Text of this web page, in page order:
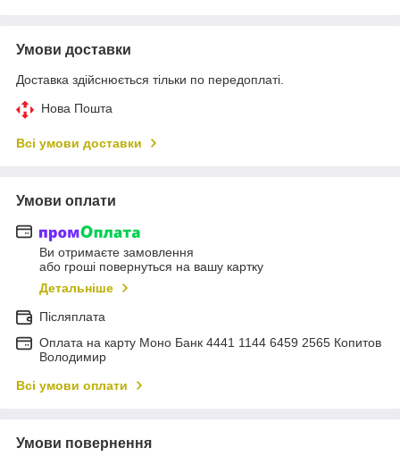
Умови доставки
Доставка здійснюється тільки по передоплаті.
Нова Пошта
Всі умови доставки
Умови оплати
Ви отримаєте замовлення
або гроші повернуться на вашу картку
Детальніше
Післяплата
Оплата на карту Моно Банк 4441 1144 6459 2565 Копитов
Володимир
Всі умови оплати
Умови повернення